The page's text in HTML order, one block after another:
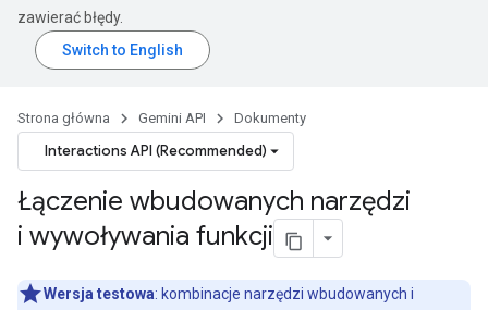
zawierać błędy.
Strona główna Gemini API Dokumenty
Interactions API (Recommended)
Łączenie wbudowanych narzędzi
i wywoływania funkcji
Wersja testowa: kombinacje narzędzi wbudowanych i